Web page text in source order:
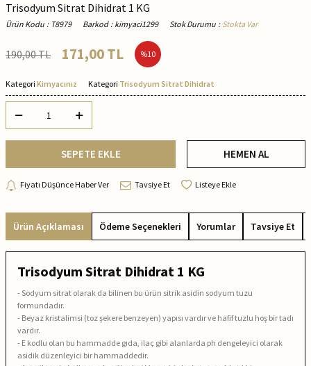
Trisodyum Sitrat Dihidrat 1 KG
Ürün Kodu : T8979 Barkod : kimyaci1299 Stok Durumu : Stokta Var
190,00TL 171,00TL %10
Kategori Kimyacınız Kategori Trisodyum Sitrat Dihidrat
SEPETE EKLE HEMEN AL
Fiyatı Düşünce Haber Ver Tavsiye Et Listeye Ekle
Ürün Açıklaması Ödeme Seçenekleri Yorumlar Tavsiye Et
Trisodyum Sitrat Dihidrat 1 KG
- Sodyum sitrat olarak da bilinen bu ürün sitrik asidin sodyum tuzu
formundadır.
- Beyaz kristalimsi (toz şekere benzeyen) yapısı vardır ve hafif tuzlu hoş bir tadı
vardır.
- E kodlu olan bu hammadde gıda, ilaç gibi alanlarda ph dengeleyici olarak
asidik düzenleyici bir hammaddedir.